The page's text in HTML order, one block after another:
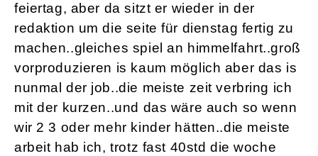
feiertag, aber da sitzt er wieder in der
redaktion um die seite für dienstag fertig zu
machen..gleiches spiel an himmelfahrt..groß
vorproduzieren is kaum möglich aber das is
nunmal der job..die meiste zeit verbring ich
mit der kurzen..und das wäre auch so wenn
wir 2 3 oder mehr kinder hätten..die meiste
arbeit hab ich, trotz fast 40std die woche